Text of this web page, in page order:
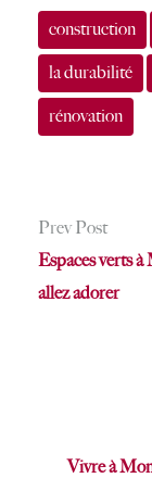
construction
la durabilité
rénovation
Prev Post
Espaces verts à
allez adorer
Vivre à